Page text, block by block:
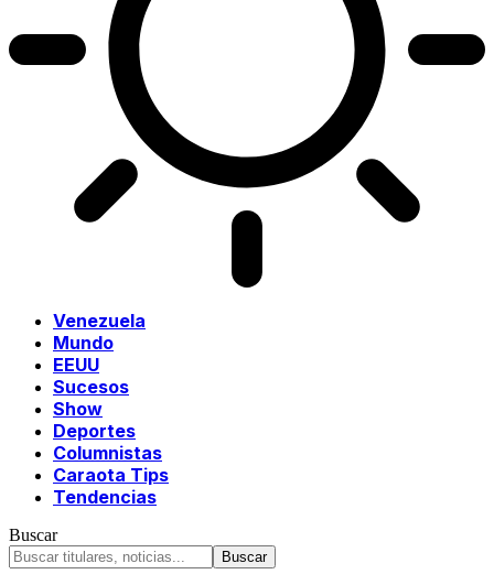
Venezuela
Mundo
EEUU
Sucesos
Show
Deportes
Columnistas
Caraota Tips
Tendencias
Buscar